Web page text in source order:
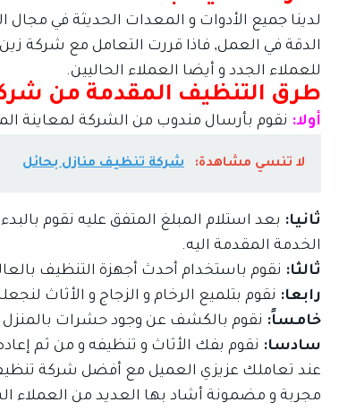
لدينا جميع الأدوات و المعدات الحديثة في مجال
الدقة في العمل, فاذا قررت التعامل مع
للعملاء الجدد و أيضا العملاء الحاليين.
طرق التنظيف المقدمة من
أولا: نقوم بأرسال مندوب من الشركة لمعاينة
لا تنسي مشاهدة: شركة تنظيف منازل بحائل
ثانيا: بعد استلام المبلغ المتفق عليه نقوم
الخدمة المقدمة اليه.
ثالثا: نقوم باستخدام أحدث أجهزة التنظيف
رابعا: نقوم بتلميع الرخام و الزجاج و الأثاث
خامساً: نقوم بالكشف عن وجود حشرات بالمنزل
سادسا: نقوم بفك الأثاث و تنظيفه و من ثم
عند تعاملك عزيزي العميل مع أفضل شركة
مجربة و مضمونة أشاد بها العديد من العملاء